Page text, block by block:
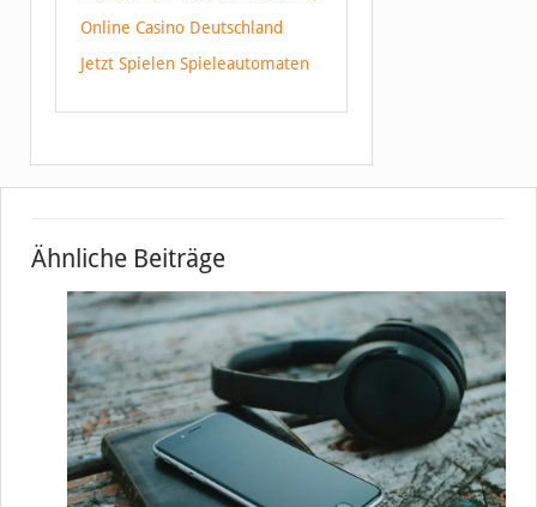
Online Casino Deutschland
Jetzt Spielen Spieleautomaten
Ähnliche Beiträge